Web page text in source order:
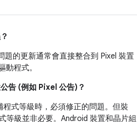
的更新通常會直接整合到 Pixel 裝置
動程式。
告 (例如 Pixel 公告)？
式等級時，必須修正的問題。但裝
等級並非必要。Android 裝置和晶片組